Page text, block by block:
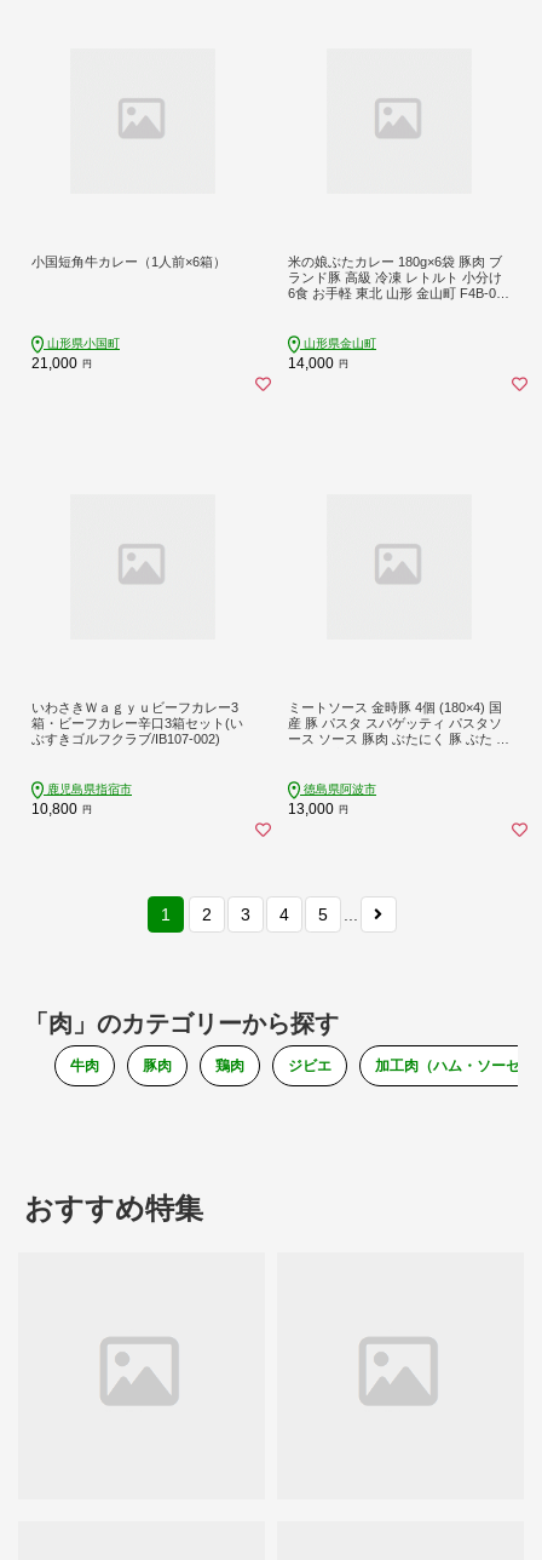
小国短角牛カレー（1人前×6箱）
山形県小国町
21,000 円
米の娘ぶたカレー 180g×6袋 豚肉 ブ
ランド豚 高級 冷凍 レトルト 小分け
6食 お手軽 東北 山形 金山町 F4B-082
山形県金山町
14,000 円
いわさきＷａｇｙｕビーフカレー3
箱・ビーフカレー辛口3箱セット(い
ぶすきゴルフクラブ/IB107-002)
鹿児島県指宿市
10,800 円
ミートソース 金時豚 4個 (180×4) 国
産 豚 パスタ スパゲッティ パスタソ
ース ソース 豚肉 ぶたにく 豚 ぶた 肉
きにく ミンチ レトルト 簡単調理 常
温保存 備蓄 小分け ギフト プレゼン
ト 贈答 お取り寄せ グルメ 送料無料
徳島県阿波市
13,000 円
1 2 3 4 5
「肉」のカテゴリーから探す
牛肉 豚肉 鶏肉 ジビエ 加工肉（ハム・ソーセー
おすすめ特集